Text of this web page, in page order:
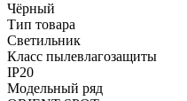
Чёрный
Тип товара
Светильник
Класс пылевлагозащиты
IP20
Модельный ряд